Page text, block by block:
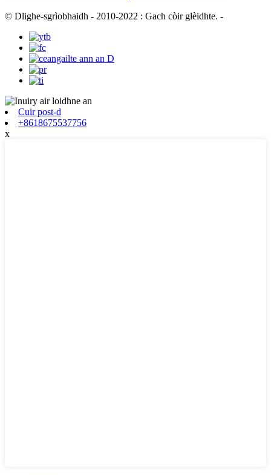
© Dlighe-sgrìobhaidh - 2010-2022 : Gach còir glèidhte. -
Cuir post-d
+8618675537756
x